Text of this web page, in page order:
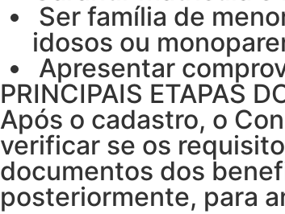
Ser família de
idosos ou
Apresentar
PRINCIPAIS ETAPAS
Após o cadastro, o
verificar se os
documentos dos
posteriormente, para